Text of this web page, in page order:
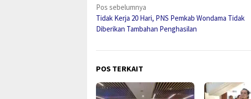
Navigasi
pos
Pos sebelumnya
Tidak Kerja 20 Hari, PNS Pemkab Wondama Tidak
Diberikan Tambahan Penghasilan
POS TERKAIT